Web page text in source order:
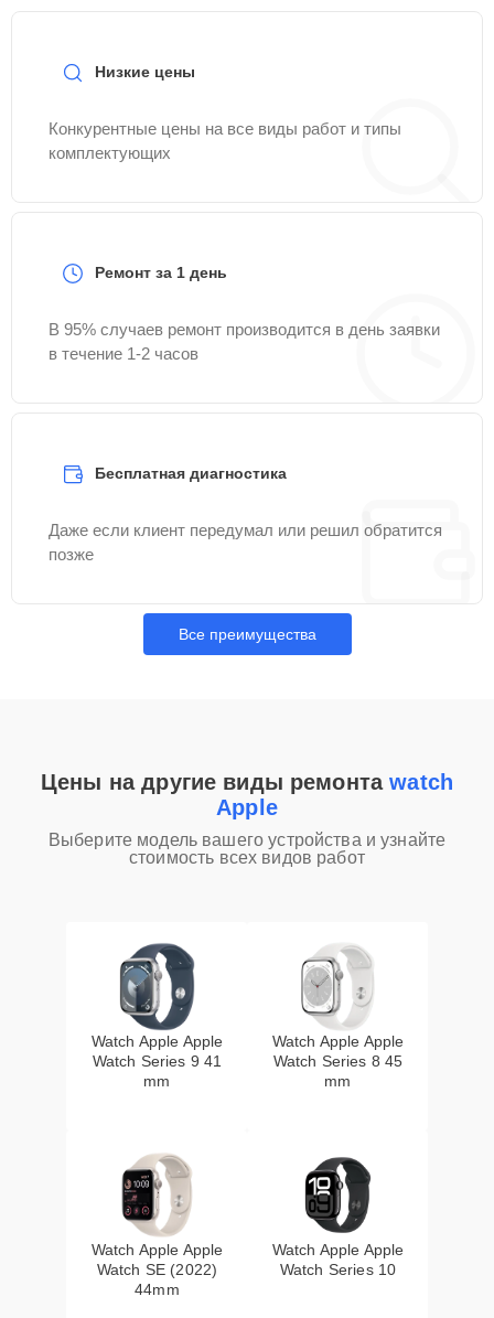
Низкие цены
Конкурентные цены на все виды работ и типы
комплектующих
Ремонт за 1 день
В 95% случаев ремонт производится в день заявки
в течение 1-2 часов
Бесплатная диагностика
Даже если клиент передумал или решил обратится
позже
Все преимущества
Цены на другие виды ремонтаwatch
Apple
Выберите модель вашего устройства и узнайте
стоимость всех видов работ
Watch Apple Apple
Watch Series 9 41
mm
Watch Apple Apple
Watch Series 8 45
mm
Watch Apple Apple
Watch SE (2022)
44mm
Watch Apple Apple
Watch Series 10